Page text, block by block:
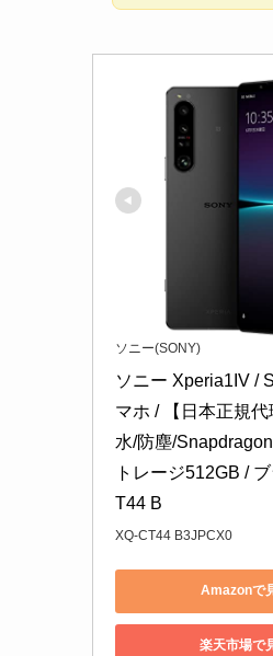
ソニー(SONY)
ソニー Xperia1IV /
マホ / 【日本正規
水/防塵/
トレージ512GB /
T44 B
XQ-CT44 B3JPCX0
Amazonで
楽天市場で